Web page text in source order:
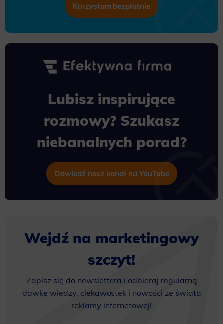
Korzystam bezpłatnie
Lubisz inspirujące
rozmowy? Szukasz
niebanalnych porad?
Odwiedź nasz kanał na YouTube
Wejdź na marketingowy
szczyt!
Zapisz się do newslettera i odbieraj regularną
dawkę wiedzy, ciekawostek i nowości ze świata
reklamy internetowej!